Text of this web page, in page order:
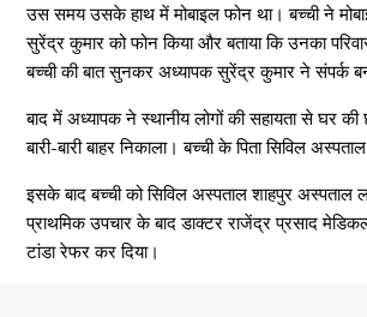
उस समय उसके हाथ में मोबाइल फोन था। बच्ची ने
सुरेंद्र कुमार को फोन किया और बताया कि उनका
बच्ची की बात सुनकर अध्यापक सुरेंद्र कुमार ने संपर्क
बाद में अध्यापक ने स्थानीय लोगों की सहायता से घर
बारी-बारी बाहर निकाला। बच्ची के पिता सिविल
इसके बाद बच्ची को सिविल अस्पताल शाहपुर अस्पताल
प्राथमिक उपचार के बाद डाक्टर राजेंद्र प्रसाद
टांडा रेफर कर दिया।